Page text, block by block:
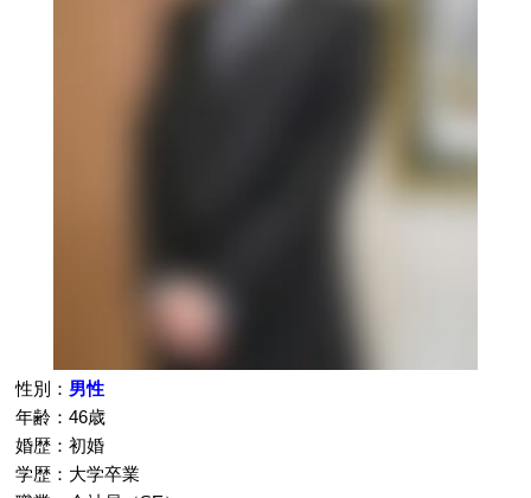
性別： 男性
年齢：46歳
婚歴：初婚
学歴：大学卒業